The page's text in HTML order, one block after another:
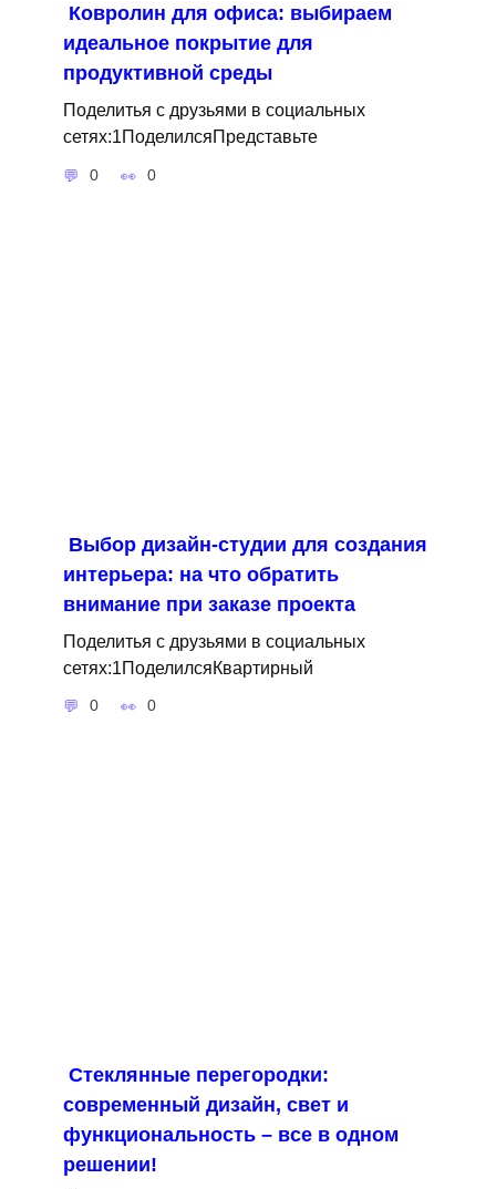
Ковролин для офиса: выбираем
идеальное покрытие для
продуктивной среды
Поделитья с друзьями в социальных
сетях:1ПоделилсяПредставьте
0 0
Выбор дизайн-студии для создания
интерьера: на что обратить
внимание при заказе проекта
Поделитья с друзьями в социальных
сетях:1ПоделилсяКвартирный
0 0
Стеклянные перегородки:
современный дизайн, свет и
функциональность – все в одном
решении!